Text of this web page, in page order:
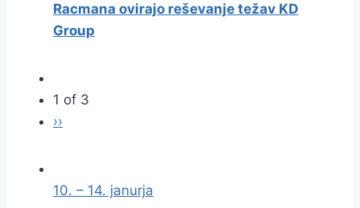
Racmana ovirajo reševanje težav KD
Group
1 of 3
››
10. – 14. janurja